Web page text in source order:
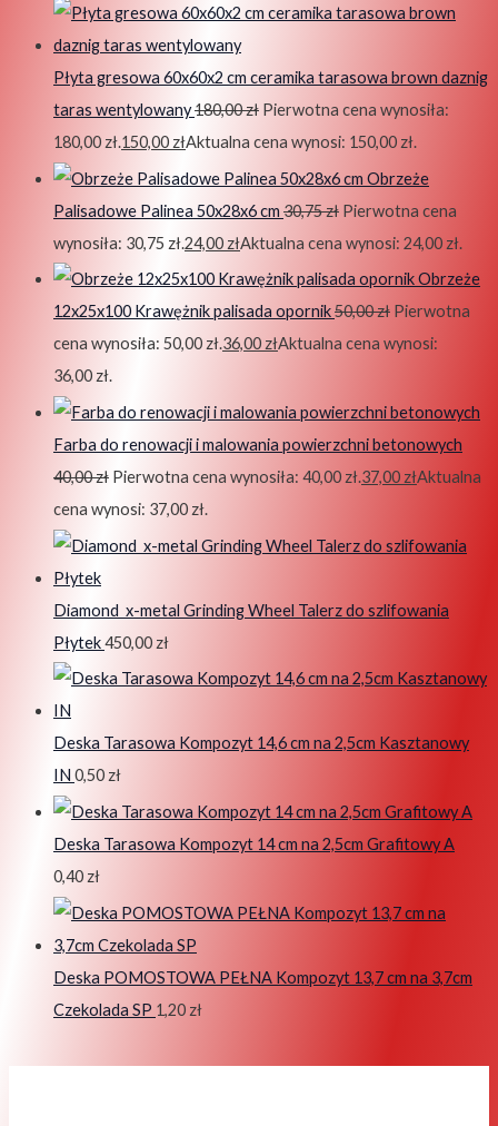
Płyta gresowa 60x60x2 cm ceramika tarasowa brown daznig
taras wentylowany180,00zł Pierwotna cena wynosiła:
180,00 zł.150,00 złAktualna cena wynosi: 150,00 zł.
Obrzeże
Palisadowe Palinea 50x28x6 cm 30,75zł Pierwotna cena
wynosiła: 30,75 zł.24,00 złAktualna cena wynosi: 24,00 zł.
Obrzeże
12x25x100 Krawężnik palisada opornik50,00zł Pierwotna
cena wynosiła: 50,00 zł.36,00 złAktualna cena wynosi:
36,00 zł.
Farba do renowacji i malowania powierzchni betonowych
40,00zł Pierwotna cena wynosiła: 40,00 zł.37,00 złAktualna
cena wynosi: 37,00 zł.
Diamond x-metal Grinding Wheel Talerz do szlifowania
Płytek450,00 zł
Deska Tarasowa Kompozyt 14,6 cm na 2,5cm Kasztanowy
IN 0,50 zł
Deska Tarasowa Kompozyt 14 cm na 2,5cm Grafitowy A
0,40 zł
Deska POMOSTOWA PEŁNA Kompozyt 13,7 cm na 3,7cm
Czekolada SP 1,20 zł